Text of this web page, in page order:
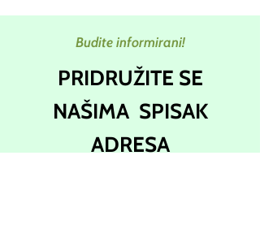
Budite informirani!
PRIDRUŽITE SE
NAŠIMA SPISAK
ADRESA